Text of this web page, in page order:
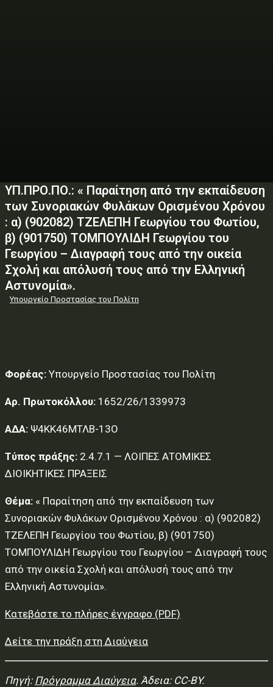
ΥΠ.ΠΡΟ.ΠΟ.: « Παραίτηση από την εκπαίδευση
των Συνοριακών Φυλάκων Ορισμένου Χρόνου
: α) (902082) ΤΖΕΛΕΠΗ Γεωργίου του Φωτίου,
β) (901750) ΤΟΜΠΟΥΛΙΔΗ Γεωργίου του
Γεωργίου – Διαγραφή τους από την οικεία
Σχολή και απόλυσή τους από την Ελληνική
Αστυνομία».
Υπουργείο Προστασίας του Πολίτη
Φορέας: Υπουργείο Προστασίας του Πολίτη
Αρ. Πρωτοκόλλου: 1652/26/1339973
ΑΔΑ: Ψ4ΚΚ46ΜΤΛΒ-13Ο
Τύπος πράξης: 2.4.7.1 — ΛΟΙΠΕΣ ΑΤΟΜΙΚΕΣ
ΔΙΟΙΚΗΤΙΚΕΣ ΠΡΑΞΕΙΣ
Θέμα: « Παραίτηση από την εκπαίδευση των
Συνοριακών Φυλάκων Ορισμένου Χρόνου : α) (902082)
ΤΖΕΛΕΠΗ Γεωργίου του Φωτίου, β) (901750)
ΤΟΜΠΟΥΛΙΔΗ Γεωργίου του Γεωργίου – Διαγραφή τους
από την οικεία Σχολή και απόλυσή τους από την
Ελληνική Αστυνομία».
Κατεβάστε το πλήρες έγγραφο (PDF)
Δείτε την πράξη στη Διαύγεια
Πηγή: Πρόγραμμα Διαύγεια. Άδεια: CC-BY.